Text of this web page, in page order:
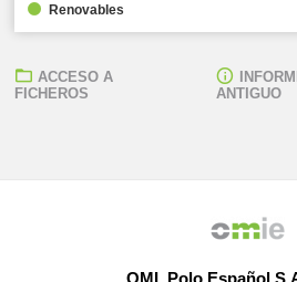
Renovables
ACCESO A
FICHEROS
ANTIGUO
OMI, Polo Español